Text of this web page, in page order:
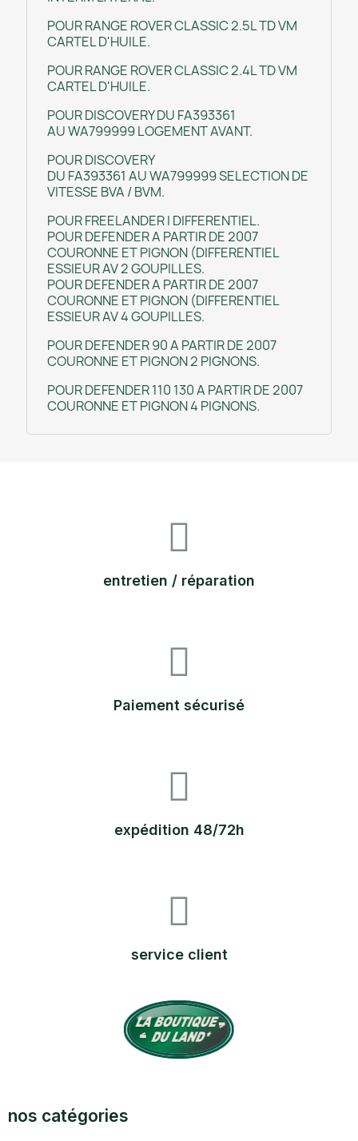
POUR RANGE ROVER CLASSIC 2.5L TD VM
CARTEL D'HUILE.
POUR RANGE ROVER CLASSIC 2.4L TD VM
CARTEL D'HUILE.
POUR DISCOVERY DU FA393361
AU WA799999 LOGEMENT AVANT.
POUR DISCOVERY
DU FA393361 AU WA799999 SELECTION DE
VITESSE BVA / BVM.
POUR FREELANDER I DIFFERENTIEL.
POUR DEFENDER A PARTIR DE 2007
COURONNE ET PIGNON (DIFFERENTIEL
ESSIEUR AV 2 GOUPILLES.
POUR DEFENDER A PARTIR DE 2007
COURONNE ET PIGNON (DIFFERENTIEL
ESSIEUR AV 4 GOUPILLES.
POUR DEFENDER 90 A PARTIR DE 2007
COURONNE ET PIGNON 2 PIGNONS.
POUR DEFENDER 110 130 A PARTIR DE 2007
COURONNE ET PIGNON 4 PIGNONS.
entretien / réparation
Paiement sécurisé
expédition 48/72h
service client
nos catégories